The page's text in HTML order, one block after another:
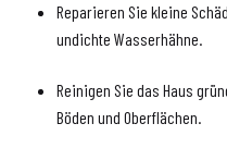
Reparieren Sie kleine
undichte Wasserhähne.
Reinigen Sie das Haus
Böden und Oberflächen.